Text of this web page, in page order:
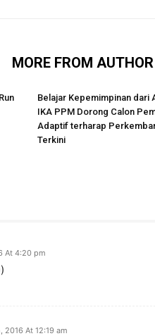
MORE FROM AUTHOR
Belajar Kepemimpinan dari
IKA PPM Dorong Calon
Adaptif terharap
Terkini
At 4:20 pm
2016 At 12:19 am